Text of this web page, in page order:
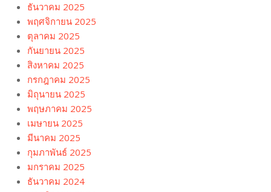
ธันวาคม 2025
พฤศจิกายน 2025
ตุลาคม 2025
กันยายน 2025
สิงหาคม 2025
กรกฎาคม 2025
มิถุนายน 2025
พฤษภาคม 2025
เมษายน 2025
มีนาคม 2025
กุมภาพันธ์ 2025
มกราคม 2025
ธันวาคม 2024